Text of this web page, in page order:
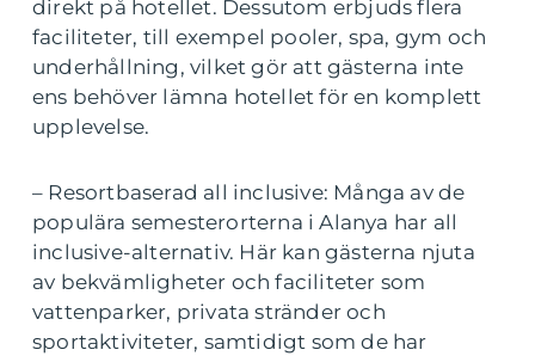
direkt på hotellet. Dessutom erbjuds flera
faciliteter, till exempel pooler, spa, gym och
underhållning, vilket gör att gästerna inte
ens behöver lämna hotellet för en komplett
upplevelse.
– Resortbaserad all inclusive: Många av de
populära semesterorterna i Alanya har all
inclusive-alternativ. Här kan gästerna njuta
av bekvämligheter och faciliteter som
vattenparker, privata stränder och
sportaktiviteter, samtidigt som de har